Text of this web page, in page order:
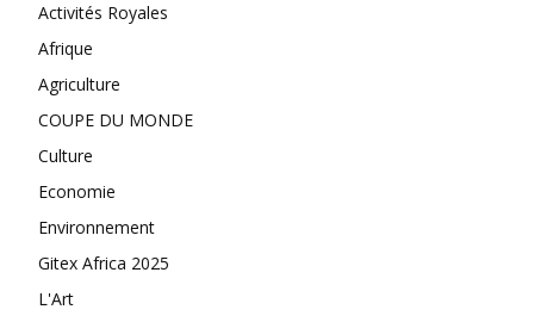
Activités Royales
Afrique
Agriculture
COUPE DU MONDE
Culture
Economie
Environnement
Gitex Africa 2025
L'Art